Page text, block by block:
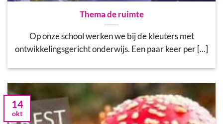
Thema de ruimte
Op onze school werken we bij de kleuters met
ontwikkelingsgericht onderwijs. Een paar keer per [...]
14
okt